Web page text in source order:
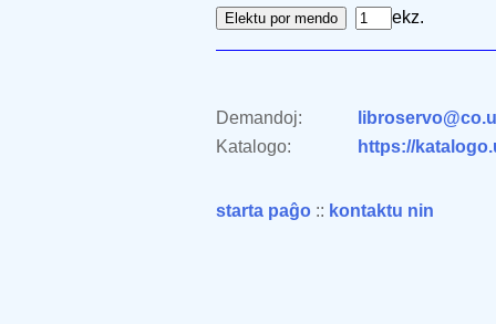
ekz.
Demandoj:
Katalogo:
https://
starta paĝo :: kontaktu nin